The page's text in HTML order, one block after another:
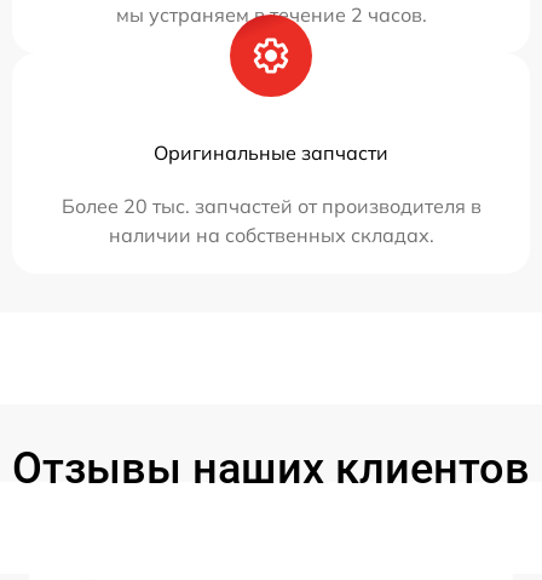
мы устраняем в течение 2 часов.
Оригинальные запчасти
Более 20 тыс. запчастей от производителя в
наличии на собственных складах.
Отзывы наших клиентов